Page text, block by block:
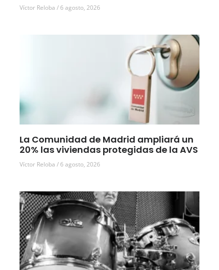
Víctor Reloba 6 agosto, 2026
La Comunidad de Madrid ampliará un
20% las viviendas protegidas de la AVS
Víctor Reloba 6 agosto, 2026